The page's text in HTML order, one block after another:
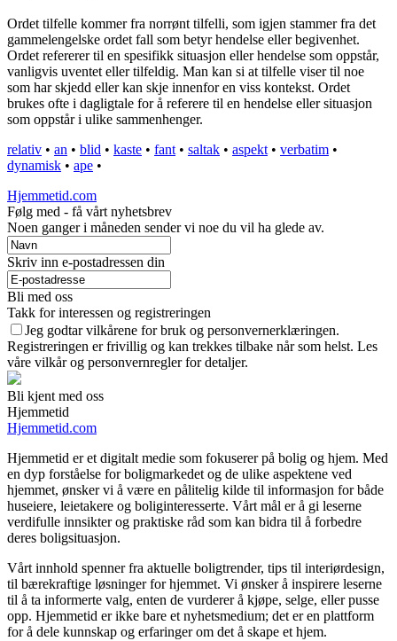
Ordet tilfelle kommer fra norrønt tilfelli, som igjen stammer fra det
gammelengelske ordet fall som betyr hendelse eller begivenhet.
Ordet refererer til en spesifikk situasjon eller hendelse som oppstår,
vanligvis uventet eller tilfeldig. Man kan si at tilfelle viser til noe
som har skjedd eller kan skje innenfor en viss kontekst. Ordet
brukes ofte i dagligtale for å referere til en hendelse eller situasjon
som oppstår i ulike sammenhenger.
relativ • an • blid • kaste • fant • saltak • aspekt • verbatim •
dynamisk • ape •
Hjemmetid.com
Følg med - få vårt nyhetsbrev
Noen ganger i måneden sender vi noe du vil ha glede av.
Skriv inn e-postadressen din
Bli med oss
Takk for interessen og registreringen
Jeg godtar vilkårene for bruk og personvernerklæringen.
Registreringen er frivillig og kan trekkes tilbake når som helst. Les
våre vilkår og personvernregler for detaljer.
Bli kjent med oss
Hjemmetid
Hjemmetid.com
Hjemmetid er et digitalt medie som fokuserer på bolig og hjem. Med
en dyp forståelse for boligmarkedet og de ulike aspektene ved
hjemmet, ønsker vi å være en pålitelig kilde til informasjon for både
huseiere, leietakere og boliginteresserte. Vårt mål er å gi leserne
verdifulle innsikter og praktiske råd som kan bidra til å forbedre
deres boligsituasjon.
Vårt innhold spenner fra aktuelle boligtrender, tips til interiørdesign,
til bærekraftige løsninger for hjemmet. Vi ønsker å inspirere leserne
til å ta informerte valg, enten de vurderer å kjøpe, selge, eller pusse
opp. Hjemmetid er ikke bare et nyhetsmedium; det er en plattform
for å dele kunnskap og erfaringer om det å skape et hjem.